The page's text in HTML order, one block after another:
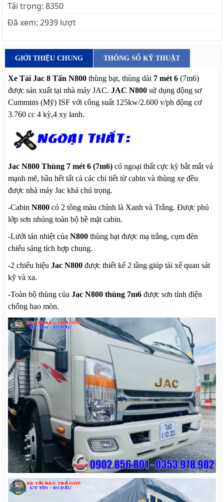
Tải trọng: 8350
Đã xem: 2939 lượt
GIỚI THIỆU CHUNG THÔNG SỐ KỸ THUẬT
Xe Tải Jac 8 Tấn N800 thùng bạt, thùng dài 7 mét 6 (7m6)
được sản xuất tại nhà máy JAC.JAC N800 sử dụng động sơ
Cummins (Mỹ) ISF với công suất 125kw/2.600 v/ph động cơ
3.760 cc 4 kỳ,4 xy lanh.
Jac N800 Thùng 7 mét 6 (7m6) có ngoại thất cực kỳ bắt mắt và
mạnh mẽ, hầu hết tất cả các chi tiết từ cabin và thùng xe đều
được nhà máy Jac khá chú trọng.
-CabinN800 có 2 tông màu chính là Xanh và Trắng. Được phủ
lớp sơn nhúng toàn bộ bề mặt cabin.
-Lưới tản nhiệt củaN800 thùng bạt được mạ trắng, cụm đèn
chiếu sáng tích hợp chung.
-2 chiếu hiệuJac N800 được thiết kế 2 tầng giúp tài xế quan sát
kỹ và xa.
-Toàn bộ thùng củaJac N800 thùng 7m6 được sơn tỉnh điện
chống hao mòn.